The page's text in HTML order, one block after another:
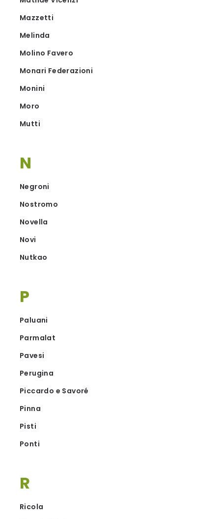
Mazzetti
Melinda
Molino Favero
Monari Federazioni
Monini
Moro
Mutti
N
Negroni
Nostromo
Novella
Novi
Nutkao
P
Paluani
Parmalat
Pavesi
Perugina
Piccardo e Savoré
Pinna
Pisti
Ponti
R
Ricola